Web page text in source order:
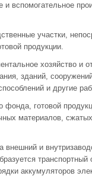
вспомогательное
участки,
продукции.
хозяйство и
зданий,
и другие
готовой
материалов,
внешний и
аккумуляторов